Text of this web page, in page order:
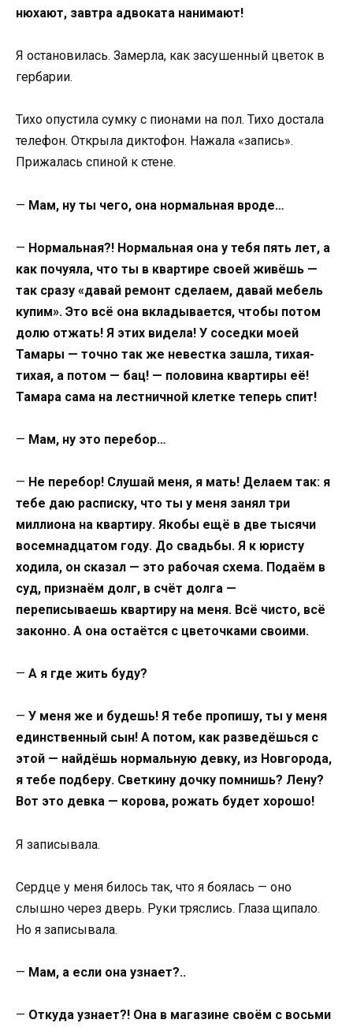
нюхают, завтра адвоката нанимают!
Я остановилась. Замерла, как засушенный цветок в
гербарии.
Тихо опустила сумку с пионами на пол. Тихо достала
телефон. Открыла диктофон. Нажала «запись».
Прижалась спиной к стене.
— Мам, ну ты чего, она нормальная вроде…
— Нормальная?! Нормальная она у тебя пять лет, а
как почуяла, что ты в квартире своей живёшь —
так сразу «давай ремонт сделаем, давай мебель
купим». Это всё она вкладывается, чтобы потом
долю отжать! Я этих видела! У соседки моей
Тамары — точно так же невестка зашла, тихая-
тихая, а потом — бац! — половина квартиры её!
Тамара сама на лестничной клетке теперь спит!
— Мам, ну это перебор…
— Не перебор! Слушай меня, я мать! Делаем так: я
тебе даю расписку, что ты у меня занял три
миллиона на квартиру. Якобы ещё в две тысячи
восемнадцатом году. До свадьбы. Я к юристу
ходила, он сказал — это рабочая схема. Подаём в
суд, признаём долг, в счёт долга —
переписываешь квартиру на меня. Всё чисто, всё
законно. А она остаётся с цветочками своими.
— А я где жить буду?
— У меня же и будешь! Я тебе пропишу, ты у меня
единственный сын! А потом, как разведёшься с
этой — найдёшь нормальную девку, из Новгорода,
я тебе подберу. Светкину дочку помнишь? Лену?
Вот это девка — корова, рожать будет хорошо!
Я записывала.
Сердце у меня билось так, что я боялась — оно
слышно через дверь. Руки тряслись. Глаза щипало.
Но я записывала.
— Мам, а если она узнает?..
— Откуда узнает?! Она в магазине своём с восьми